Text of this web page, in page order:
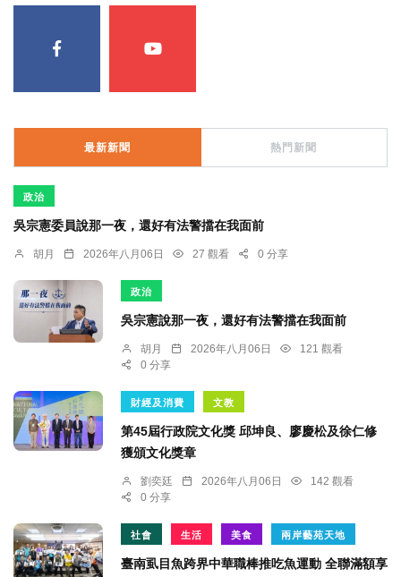
最新新聞 熱門新聞
政治
吳宗憲委員說那一夜，還好有法警擋在我面前
胡月 2026年八月06日 27 觀看 0 分享
政治
吳宗憲說那一夜，還好有法警擋在我面前
胡月 2026年八月06日
121 觀看
0 分享
財經及消費 文教
第45屆行政院文化獎 邱坤良、廖慶松及徐仁修
獲頒文化獎章
劉奕廷 2026年八月06日
142 觀看
0 分享
社會 生活 美食 兩岸藝苑天地
臺南虱目魚跨界中華職棒推吃魚運動 全聯滿額享